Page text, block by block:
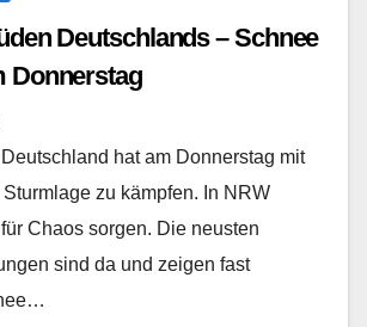
Deutschlands – Schnee
Donnerstag
hat am Donnerstag mit
zu kämpfen. In NRW
Chaos sorgen. Die neusten
sind da und zeigen fast